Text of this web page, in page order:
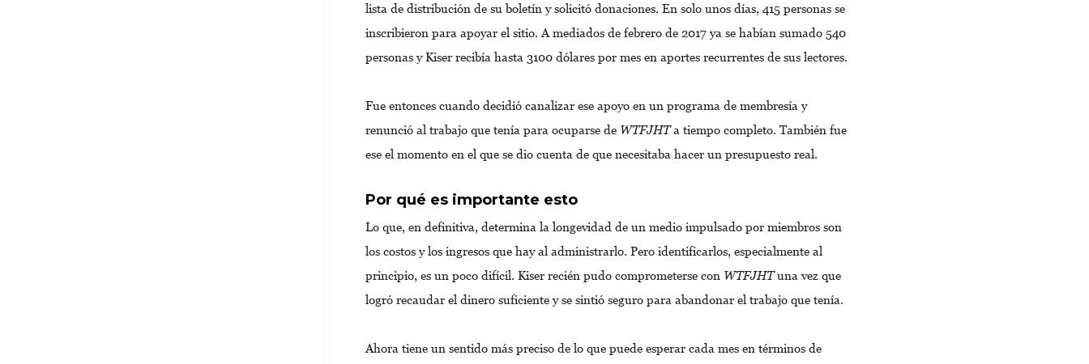
lista de distribución de su boletín y solicitó donaciones. En solo unos días, 415 personas se
inscribieron para apoyar el sitio. A mediados de febrero de 2017 ya se habían sumado 540
personas y Kiser recibía hasta 3100 dólares por mes en aportes recurrentes de sus lectores.
Fue entonces cuando decidió canalizar ese apoyo en un programa de membresía y
renunció al trabajo que tenía para ocuparse de WTFJHTa tiempo completo. También fue
ese el momento en el que se dio cuenta de que necesitaba hacer un presupuesto real.
Por qué es importante esto
Lo que, en definitiva, determina la longevidad de un medio impulsado por miembros son
los costos y los ingresos que hay al administrarlo. Pero identificarlos, especialmente al
principio, es un poco difícil. Kiser recién pudo comprometerse con WTFJHTuna vez que
logró recaudar el dinero suficiente y se sintió seguro para abandonar el trabajo que tenía.
Ahora tiene un sentido más preciso de lo que puede esperar cada mes en términos de